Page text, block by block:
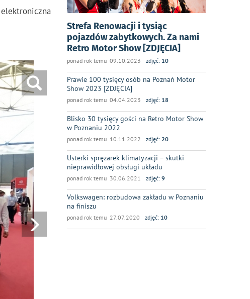
Strefa Renowacji i tysiąc
pojazdów zabytkowych. Za nami
Retro Motor Show [ZDJĘCIA]
ponad rok temu 09.10.2023 zdjęć: 10
Prawie 100 tysięcy osób na Poznań Motor
Show 2023 [ZDJĘCIA]
ponad rok temu 04.04.2023 zdjęć: 18
Blisko 30 tysięcy gości na Retro Motor Show
w Poznaniu 2022
ponad rok temu 10.11.2022 zdjęć: 20
Usterki sprężarek klimatyzacji – skutki
nieprawidłowej obsługi układu
ponad rok temu 30.06.2021 zdjęć: 9
Volkswagen: rozbudowa zakładu w Poznaniu
na finiszu
ponad rok temu 27.07.2020 zdjęć: 10